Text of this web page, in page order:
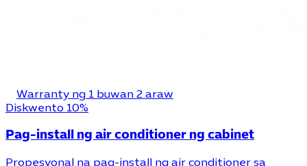
Warranty ng 1 buwan 2 araw
Diskwento 10%
Pag-install ng air conditioner ng cabinet
Propesyonal na pag-install ng air conditioner sa